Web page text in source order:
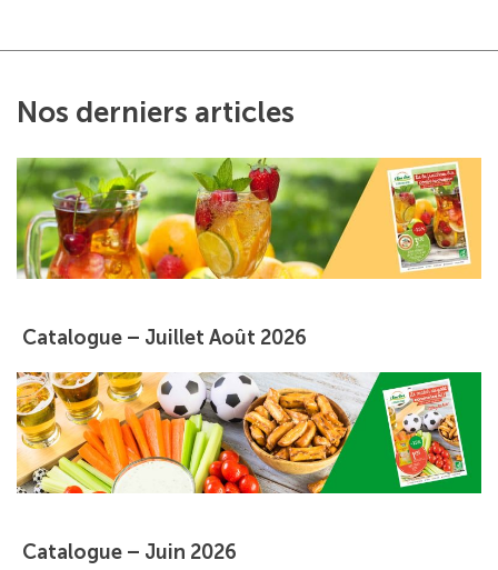
Nos derniers articles
Catalogue – Juillet Août 2026
Catalogue – Juin 2026